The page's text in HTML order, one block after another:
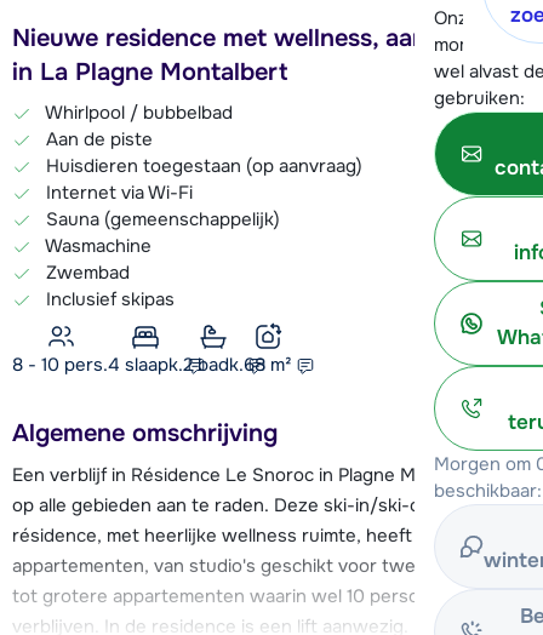
Onze
moment
wel alvast
gebruiken:
Morgen om
beschikbaar:
Nieuwe residence met wellness, aan de piste
in La Plagne Montalbert
Whirlpool / bubbelbad
Aan de piste
Huisdieren toegestaan (op aanvraag)
Internet via Wi-Fi
Sauna (gemeenschappelijk)
Wasmachine
Zwembad
Inclusief skipas
8 - 10 pers.4 slaapk.2 badk.68 m²
Algemene omschrijving
Een verblijf in Résidence Le Snoroc in Plagne Montalbert is
op alle gebieden aan te raden. Deze ski-in/ski-out
résidence, met heerlijke wellness ruimte, heeft zo'n 70
appartementen, van studio's geschikt voor twee personen
tot grotere appartementen waarin wel 10 personen kunnen
verblijven. In de residence is een lift aanwezig. De